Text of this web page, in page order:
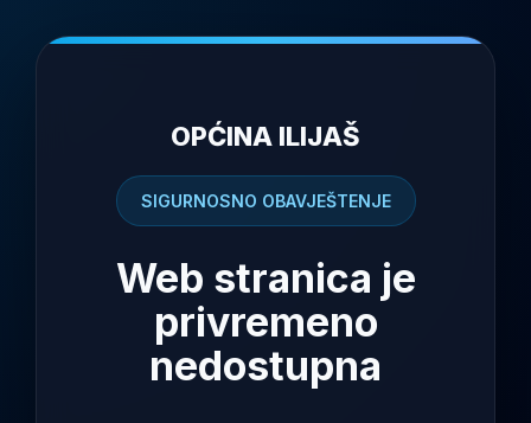
OPĆINA ILIJAŠ
SIGURNOSNO OBAVJEŠTENJE
Web stranica je
privremeno
nedostupna